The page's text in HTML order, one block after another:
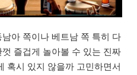
아 쪽이나 베트남 쪽 특히 다
즐겁게 놀아볼 수 있는 진짜
혹시 있지 않을까 고민하면서